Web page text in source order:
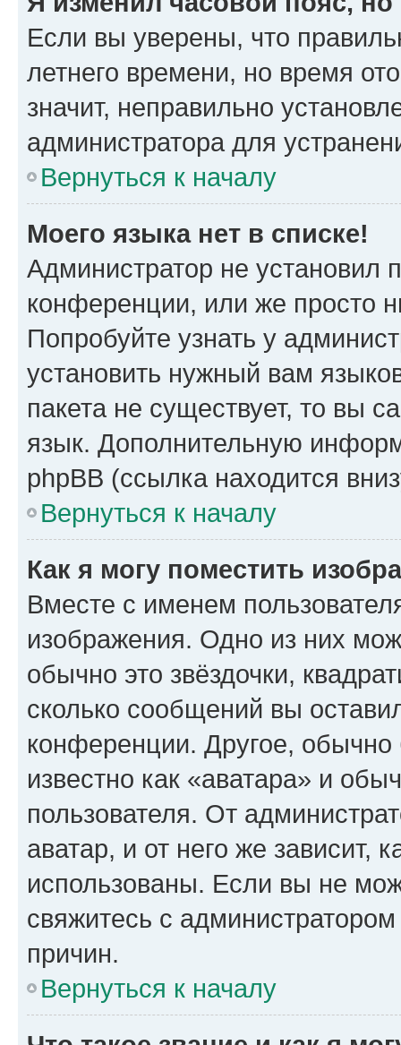
Если вы уверены, что
летнего времени, но время
значит, неправильно
администратора для
Вернуться к началу
Моего языка нет в списке!
Администратор не установил
конференции, или же просто
Попробуйте узнать у
установить нужный вам
пакета не существует, то вы
язык. Дополнительную
phpBB (ссылка находится
Вернуться к началу
Как я могу поместить
Вместе с именем
изображения. Одно из них
обычно это звёздочки,
сколько сообщений вы
конференции. Другое,
известно как «аватара» и
пользователя. От
аватар, и от него же зависит,
использованы. Если вы не
свяжитесь с
причин.
Вернуться к началу